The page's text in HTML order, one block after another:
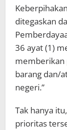
ditegaskan
36 ayat (1)
memberikan
barang dan/
negeri.”
Tak hanya
prioritas